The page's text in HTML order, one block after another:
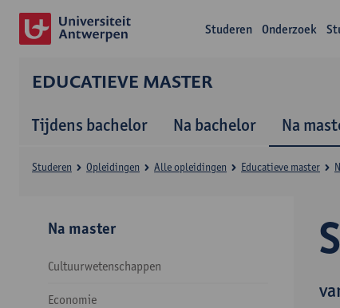
Studeren Onderzoek
EDUCATIEVE MASTER
Tijdens bachelor Na bachelor Na
Studeren Opleidingen Alle opleidingen Educatieve master
Na master
Cultuurwetenschappen
Economie